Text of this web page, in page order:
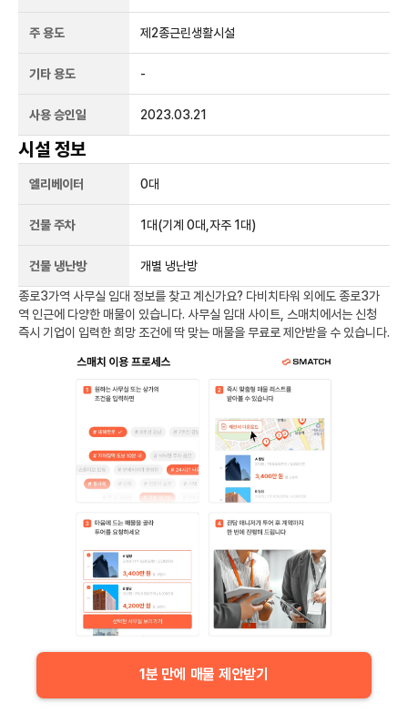
주 용도 제2종근린생활시설
기타 용도 -
사용 승인일 2023.03.21
시설 정보
엘리베이터 0대
건물 주차 1 대(기계 0대,자주 1대)
건물 냉난방 개별 냉난방
종로3가역 사무실 임대 정보를 찾고 계신가요? 다비치타워 외에도 종로3가
역 인근에 다양한 매물이 있습니다. 사무실 임대 사이트, 스매치에서는 신청
즉시 기업이 입력한 희망 조건에 딱 맞는 매물을 무료로 제안받을 수 있습니다.
1분 만에 매물 제안받기